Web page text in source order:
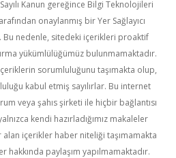
Kanun gereğince Bilgi Teknolojileri
onaylanmış bir Yer Sağlayıcı
nedenle, sitedeki içerikleri proaktif
yükümlülüğümüz bulunmamaktadır.
sorumluluğunu taşımakta olup,
kabul etmiş sayılırlar. Bu internet
veya şahıs şirketi ile hiçbir bağlantısı
kendi hazırladığımız makaleler
alan içerikler haber niteliği taşımamakta
hakkında paylaşım yapılmamaktadır.